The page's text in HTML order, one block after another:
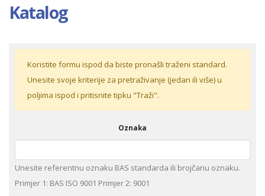
Katalog
Koristite formu ispod da biste pronašli traženi standard.
Unesite svoje kriterije za pretraživanje (jedan ili više) u
poljima ispod i pritisnite tipku "Traži".
Oznaka
Unesite referentnu oznaku BAS standarda ili brojčanu oznaku.
Primjer 1: BAS ISO 9001 Primjer 2: 9001